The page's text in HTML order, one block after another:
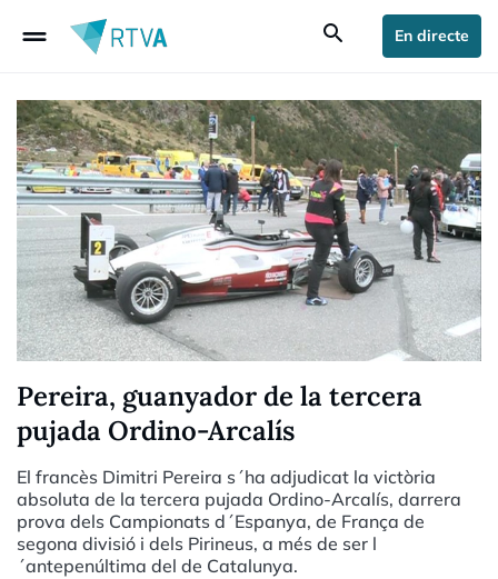
drag_handle search En directe
Pereira, guanyador de la tercera
pujada Ordino-Arcalís
El francès Dimitri Pereira s´ha adjudicat la victòria
absoluta de la tercera pujada Ordino-Arcalís, darrera
prova dels Campionats d´Espanya, de França de
segona divisió i dels Pirineus, a més de ser l
´antepenúltima del de Catalunya.